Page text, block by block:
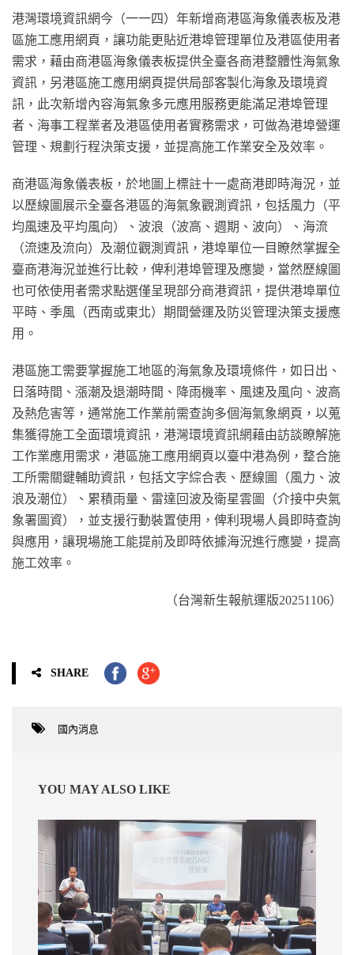
港灣環境資訊網今（一一四）年新增商港區海象儀表板及港
區施工應用網頁，讓功能更貼近港埠管理單位及港區使用者
需求，藉由商港區海象儀表板提供全臺各商港整體性海氣象
資訊，另港區施工應用網頁提供局部客製化海象及環境資
訊，此次新增內容海氣象多元應用服務更能滿足港埠管理
者、海事工程業者及港區使用者實務需求，可做為港埠營運
管理、規劃行程決策支援，並提高施工作業安全及效率。
商港區海象儀表板，於地圖上標註十一處商港即時海況，並
以歷線圖展示全臺各港區的海氣象觀測資訊，包括風力（平
均風速及平均風向）、波浪（波高、週期、波向）、海流
（流速及流向）及潮位觀測資訊，港埠單位一目瞭然掌握全
臺商港海況並進行比較，俾利港埠管理及應變，當然歷線圖
也可依使用者需求點選僅呈現部分商港資訊，提供港埠單位
平時、季風（西南或東北）期間營運及防災管理決策支援應
用。
港區施工需要掌握施工地區的海氣象及環境條件，如日出、
日落時間、漲潮及退潮時間、降雨機率、風速及風向、波高
及熱危害等，通常施工作業前需查詢多個海氣象網頁，以蒐
集獲得施工全面環境資訊，港灣環境資訊網藉由訪談瞭解施
工作業應用需求，港區施工應用網頁以臺中港為例，整合施
工所需關鍵輔助資訊，包括文字綜合表、歷線圖（風力、波
浪及潮位）、累積雨量、雷達回波及衛星雲圖（介接中央氣
象署圖資），並支援行動裝置使用，俾利現場人員即時查詢
與應用，讓現場施工能提前及即時依據海況進行應變，提高
施工效率。
（台灣新生報航運版20251106）
SHARE
國內消息
YOU MAY ALSO LIKE